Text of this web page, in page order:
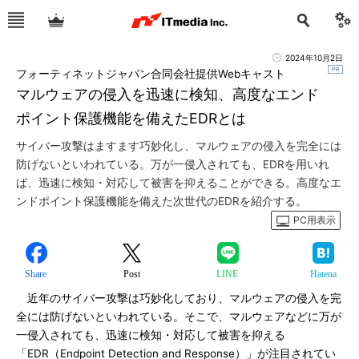
2024年10月2日
マルウェアの侵入を迅速に検知、高度なエンド
ポイント保護機能を備えたEDRとは
フォーティネットジャパン合同会社提供Webキャスト
サイバー攻撃はますます巧妙化し、マルウェアの侵入を完全には
防げないといわれている。万が一侵入されても、EDRを用いれ
ば、迅速に検知・対応して被害を抑えることができる。高度なエ
ンドポイント保護機能を備えた次世代のEDRを紹介する。
PC用表示
Share Post LINE Hatena
近年のサイバー攻撃は巧妙化しており、マルウェアの侵入を完
全には防げないといわれている。そこで、マルウェアなどに万が
一侵入されても、迅速に検知・対応して被害を抑える
「EDR（Endpoint Detection and Response）」が注目されてい